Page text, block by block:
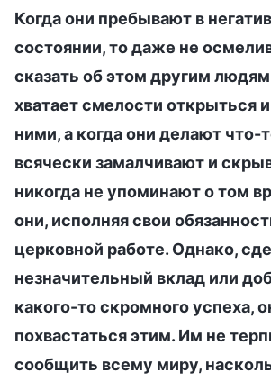
Когда они пребывают в
состоянии, то даже не
сказать об этом другим
хватает смелости открыться
ними, а когда они делают что-
всячески замалчивают и
никогда не упоминают о том
они, исполняя свои
церковной работе. Однако,
незначительный вклад или
какого-то скромного успеха,
похвастаться этим. Им не
сообщить всему миру,